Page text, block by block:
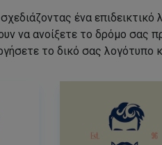
ένα
να ανοίξετε το δρόμο
το δικό σας